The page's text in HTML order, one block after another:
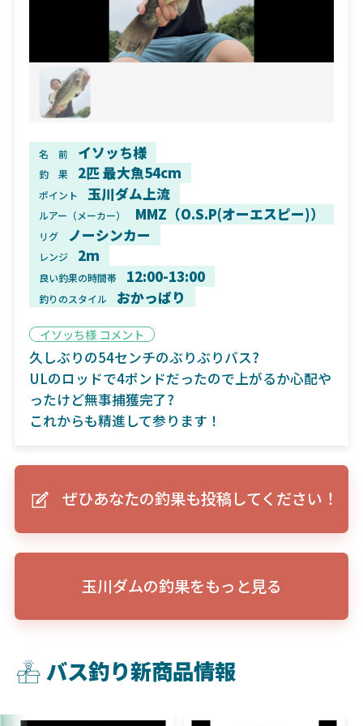
名 前 イソッち様
釣 果 2匹 最大魚54cm
ポイント 玉川ダム上流
ルアー（メーカー） MMZ（O.S.P(オーエスピー)）
リグ ノーシンカー
レンジ 2m
良い釣果の時間帯 12:00-13:00
釣りのスタイル おかっぱり
イソッち様 コメント
久しぶりの54センチのぶりぶりバス?
ULのロッドで4ポンドだったので上がるか心配や
ったけど無事捕獲完了?
これからも精進して参ります！
ぜひあなたの釣果も投稿してください！
玉川ダムの釣果をもっと見る
バス釣り新商品情報